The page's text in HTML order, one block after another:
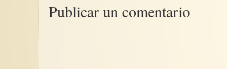
Publicar un comentario